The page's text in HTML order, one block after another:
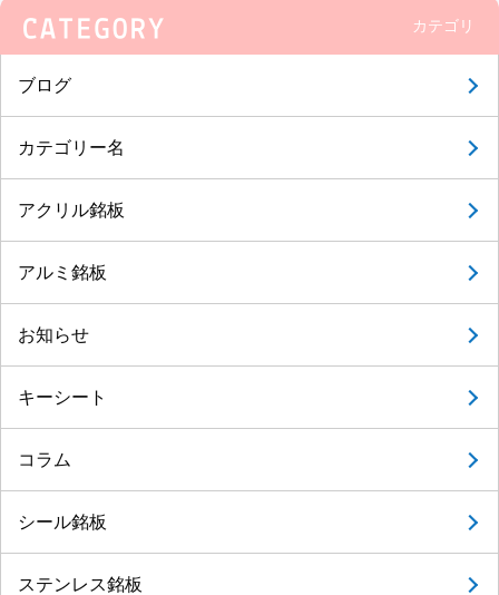
カテゴリ
ブログ
カテゴリー名
アクリル銘板
アルミ銘板
お知らせ
キーシート
コラム
シール銘板
ステンレス銘板